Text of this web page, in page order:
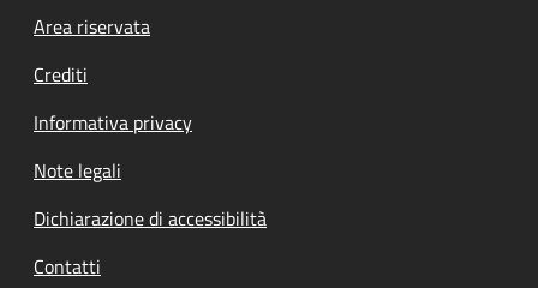
Footer menu
Area riservata
Crediti
Informativa privacy
Note legali
Dichiarazione di accessibilità
Contatti